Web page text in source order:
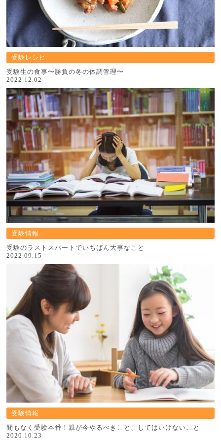
受験レシピ
受験生の食事〜勝負の冬の体調管理〜
2022.12.02
受験情報
受験のラストスパートでいちばん大事なこと
2022.09.15
受験情報
間もなく受験本番！親が今やるべきこと、してはいけないこと
2020.10.23